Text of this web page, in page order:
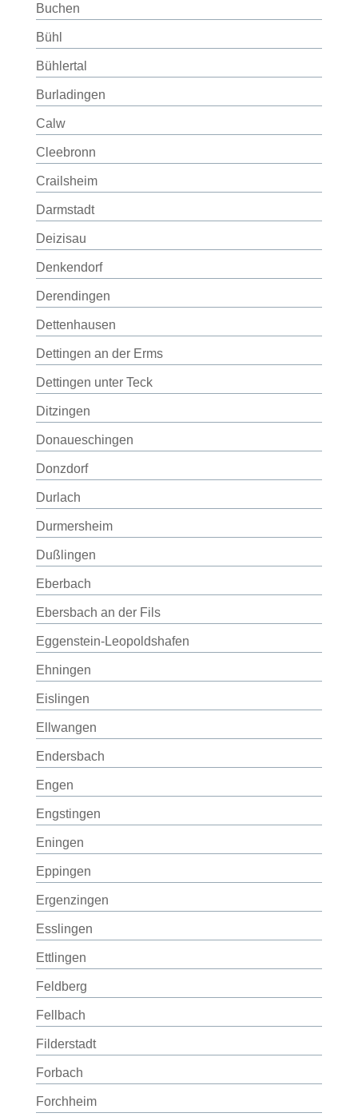
Buchen
Bühl
Bühlertal
Burladingen
Calw
Cleebronn
Crailsheim
Darmstadt
Deizisau
Denkendorf
Derendingen
Dettenhausen
Dettingen an der Erms
Dettingen unter Teck
Ditzingen
Donaueschingen
Donzdorf
Durlach
Durmersheim
Dußlingen
Eberbach
Ebersbach an der Fils
Eggenstein-Leopoldshafen
Ehningen
Eislingen
Ellwangen
Endersbach
Engen
Engstingen
Eningen
Eppingen
Ergenzingen
Esslingen
Ettlingen
Feldberg
Fellbach
Filderstadt
Forbach
Forchheim